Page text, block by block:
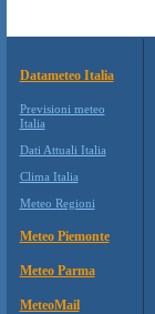
Datameteo Italia
Previsioni meteo
Italia
Dati Attuali Italia
Clima Italia
Meteo Regioni
Meteo Piemonte
Meteo Parma
MeteoMail